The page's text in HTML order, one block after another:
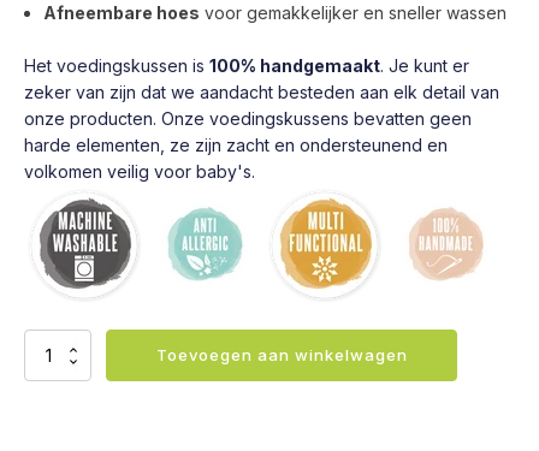
Afneembare hoes voor gemakkelijker en sneller wassen
Het voedingskussen is 100% handgemaakt. Je kunt er
zeker van zijn dat we aandacht besteden aan elk detail van
onze producten. Onze voedingskussens bevatten geen
harde elementen, ze zijn zacht en ondersteunend en
volkomen veilig voor baby's.
Voedingskussen
Toevoegen aan winkelwagen